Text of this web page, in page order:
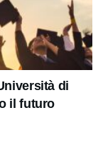
di
il futuro